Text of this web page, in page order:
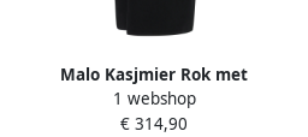
Malo Kasjmier Rok met
Decoratieve Plooien Black
Dames
1 webshop
€ 314,90